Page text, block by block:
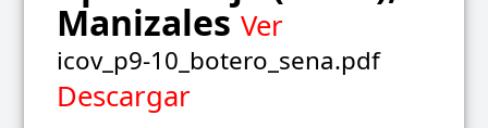
Manizales Ver
icov_p9-10_botero_sena.pdf
Descargar